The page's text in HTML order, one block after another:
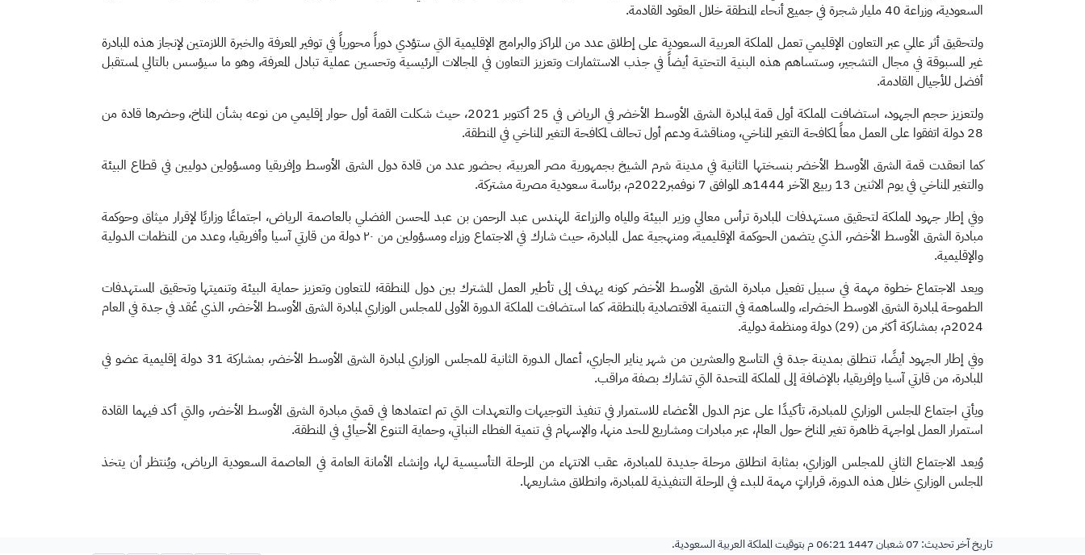
السعودية، وزراعة 40 مليار شجرة في جميع أنحاء المنطقة خلال العقود القادمة.
ولتحقيق أثر عالمي عبر التعاون الإقليمي تعمل المملكة العربية السعودية على إطلاق عدد من المراكز والبرامج الإقليمية التي ستؤدي دوراً محورياً في توفير المعرفة والخبرة اللازمتين لإنجاز هذه المبادرة
غير المسبوقة في مجال التشجير، وستساهم هذه البنية التحتية أيضاً في جذب الاستثمارات وتعزيز التعاون في المجالات الرئيسية وتحسين عملية تبادل المعرفة، وهو ما سيؤسس بالتالي لمستقبل
أفضل للأجيال القادمة.
ولتعزيز حجم الجهود، استضافت المملكة أول قمة لمبادرة الشرق الأوسط الأخضر في الرياض في 25 أكتوبر 2021، حيث شكلت القمة أول حوار إقليمي من نوعه بشأن المناخ، وحضرها قادة من
28 دولة اتفقوا على العمل معاً لمكافحة التغير المناخي، ومناقشة ودعم أول تحالف لمكافحة التغير المناخي في المنطقة.
كما انعقدت قمة الشرق الأوسط الأخضر بنسختها الثانية في مدينة شرم الشيخ بجمهورية مصر العربية، بحضور عدد من قادة دول الشرق الأوسط وإفريقيا ومسؤولين دوليين في قطاع البيئة
والتغير المناخي في يوم الاثنين 13 ربيع الآخر 1444هـ الموافق 7 نوفمبر2022م، برئاسة سعودية مصرية مشتركة.
وفي إطار جهود المملكة لتحقيق مستهدفات المبادرة ترأس معالي وزير البيئة والمياه والزراعة المهندس عبد الرحمن بن عبد المحسن الفضلي بالعاصمة الرياض، اجتماعًا وزاريًا لإقرار ميثاق وحوكمة
مبادرة الشرق الأوسط الأخضر، الذي يتضمن الحوكمة الإقليمية، ومنهجية عمل المبادرة، حيث شارك في الاجتماع وزراء ومسؤولين من ٢٠ دولة من قارتي آسيا وأفريقيا، وعدد من المنظمات الدولية
والإقليمية.
ويعد الاجتماع خطوة مهمة في سبيل تفعيل مبادرة الشرق الأوسط الأخضر كونه يهدف إلى تأطير العمل المشترك بين دول المنطقة؛ للتعاون وتعزيز حماية البيئة وتنميتها وتحقيق المستهدفات
الطموحة لمبادرة الشرق الاوسط الخضراء، والمساهمة في التنمية الاقتصادية بالمنطقة، كما استضافت المملكة الدورة الأولى للمجلس الوزاري لمبادرة الشرق الأوسط الأخضر، الذي عُقد في جدة في العام
2024م، بمشاركة أكثر من (29) دولة ومنظمة دولية.
وفي إطار الجهود أيضًا، تنطلق بمدينة جدة في التاسع والعشرين من شهر يناير الجاري، أعمال الدورة الثانية للمجلس الوزاري لمبادرة الشرق الأوسط الأخضر، بمشاركة 31 دولة إقليمية عضو في
المبادرة، من قارتي آسيا وإفريقيا، بالإضافة إلى المملكة المتحدة التي تشارك بصفة مراقب.
ويأتي اجتماع المجلس الوزاري للمبادرة، تأكيدًا على عزم الدول الأعضاء للاستمرار في تنفيذ التوجيهات والتعهدات التي تم اعتمادها في قمتي مبادرة الشرق الأوسط الأخضر، والتي أكد فيهما القادة
استمرار العمل لمواجهة ظاهرة تغير المناخ حول العالم، عبر مبادرات ومشاريع للحد منها، والإسهام في تنمية الغطاء النباتي، وحماية التنوع الأحيائي في المنطقة.
وُيعد الاجتماع الثاني للمجلس الوزاري، بمثابة انطلاق مرحلة جديدة للمبادرة، عقب الانتهاء من المرحلة التأسيسية لها، وإنشاء الأمانة العامة في العاصمة السعودية الرياض، ويُنتظر أن يتخذ
المجلس الوزاري خلال هذه الدورة، قراراتٍ مهمة للبدء في المرحلة التنفيذية للمبادرة، وانطلاق مشاريعها.
تاريخ آخر تحديث:07 شعبان 1447 06:21 م بتوقيت المملكة العربية السعودية.